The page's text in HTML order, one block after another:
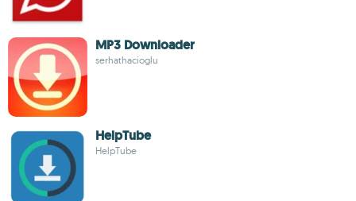
MP3 Downloader
serhathacioglu
HelpTube
HelpTube